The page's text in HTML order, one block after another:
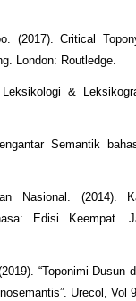
(2017). Critical
London: Routledge.
&
Semantik
Nasional. (2014).
Edisi Keempat.
“Toponimi Dusun
Urecol, Vol